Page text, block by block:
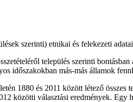
szerinti) etnikai és felekezeti
település szerinti
időszakokban más-más államok
1880 és 2011 között létező
közötti választási eredmények.